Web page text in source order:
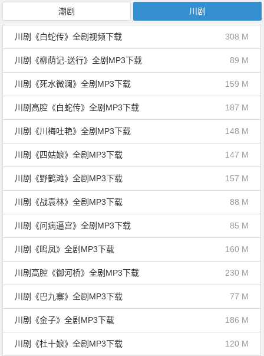
潮剧 川剧
308 M
川剧《白蛇传》全剧视频下载
89 M
川剧《柳荫记-送行》全剧MP3下载
159 M
川剧《死水微澜》全剧MP3下载
187 M
川剧高腔《白蛇传》全剧MP3下载
148 M
川剧《川梅吐艳》全剧MP3下载
147 M
川剧《四姑娘》全剧MP3下载
157 M
川剧《野鹤滩》全剧MP3下载
88 M
川剧《战袁林》全剧MP3下载
85 M
川剧《问病逼宫》全剧MP3下载
160 M
川剧《鸣凤》全剧MP3下载
230 M
川剧高腔《御河桥》全剧MP3下载
77 M
川剧《巴九寨》全剧MP3下载
186 M
川剧《金子》全剧MP3下载
120 M
川剧《杜十娘》全剧MP3下载